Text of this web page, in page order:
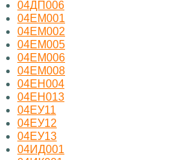
04ДП006
04ЕМ001
04ЕМ002
04ЕМ005
04ЕМ006
04ЕМ008
04ЕН004
04ЕН013
04ЕУ11
04ЕУ12
04ЕУ13
04ИД001